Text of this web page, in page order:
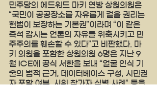
민주당의 에드워드 마키 연방 상원의원은
“국민이 공공장소를 자유롭게 걸을 권리는
헌법이 보장하는 기본권”이라며 “이 같은
즉석 감시는 언론의 자유를 위축시키고 민
주주의를 훼손할 수 있다”고 비판했다. 마
키 의원을 포함한 상원의원 6명은 지난 9
월 ICE에 공식 서한을 보내 “얼굴 인식 기
술의 법적 근거, 데이터베이스 구성, 시민권
자 포함 여부, 시위 참가자 식별 사례” 등을